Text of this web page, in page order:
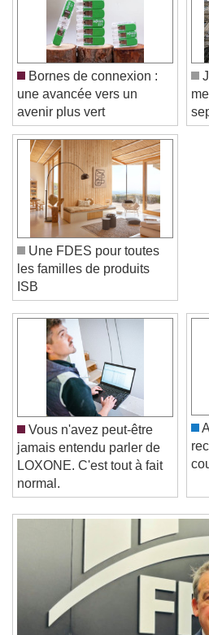
Video Player is loading.
Play Video
Play
Skip Backward
Unmute
Current Time0:00
Duration-:-
Loaded:0%
Stream Type
Seek to live, currently
Remaining Time-0:00
1x
Bornes de connexion :
une avancée vers un
avenir plus vert
Une FDES pour toutes
les familles de produits
ISB
Vous n'avez peut-être
jamais entendu parler de
LOXONE. C'est tout à fait
normal.